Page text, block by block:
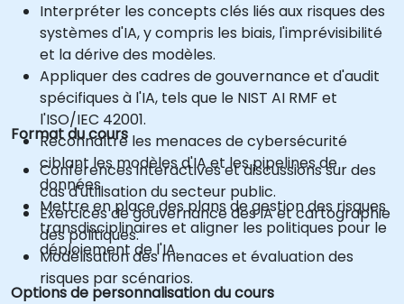
Interpréter les concepts clés liés aux risques des
systèmes d'IA, y compris les biais, l'imprévisibilité
et la dérive des modèles.
Appliquer des cadres de gouvernance et d'audit
spécifiques à l'IA, tels que le NIST AI RMF et
l'ISO/IEC 42001.
Reconnaître les menaces de cybersécurité
ciblant les modèles d'IA et les pipelines de
données.
Mettre en place des plans de gestion des risques
transdisciplinaires et aligner les politiques pour le
déploiement de l'IA.
Format du cours
Conférences interactives et discussions sur des
cas d'utilisation du secteur public.
Exercices de gouvernance des IA et cartographie
des politiques.
Modélisation des menaces et évaluation des
risques par scénarios.
Options de personnalisation du cours